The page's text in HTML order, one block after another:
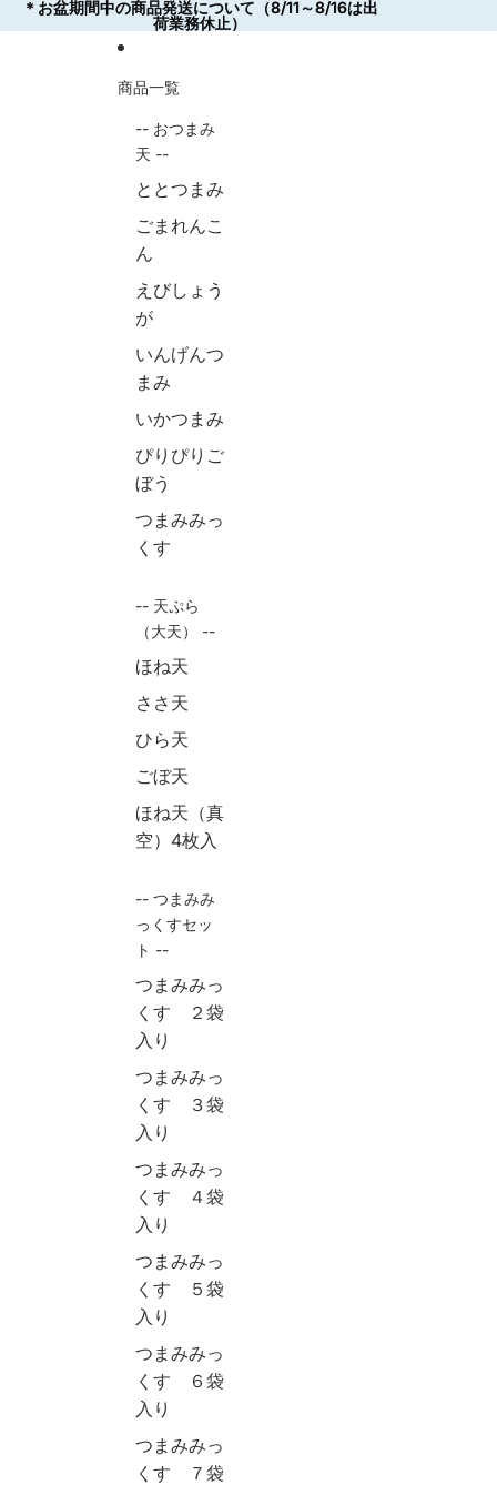
＊お盆期間中の商品発送について（8/11～8/16は出
荷業務休止）
＊お盆期間中の商品発送について（8/11～8/16は出
荷業務休止）
商品一覧
-- おつまみ
天 --
ととつまみ
ごまれんこ
ん
えびしょう
が
いんげんつ
まみ
いかつまみ
ぴりぴりご
ぼう
つまみみっ
くす
-- 天ぷら
（大天） --
ほね天
ささ天
ひら天
ごぼ天
ほね天（真
空）4枚入
-- つまみみ
っくすセッ
ト --
つまみみっ
くす ２袋
入り
つまみみっ
くす ３袋
入り
つまみみっ
くす ４袋
入り
つまみみっ
くす ５袋
入り
つまみみっ
くす ６袋
入り
つまみみっ
くす ７袋